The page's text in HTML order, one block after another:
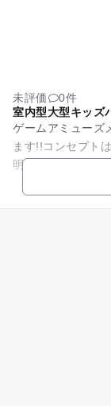
未評価
0件
室内型大型キッズ
ゲームアミューズ
ます!!コンセプト
明、遺跡をモチー
分。大人も子供